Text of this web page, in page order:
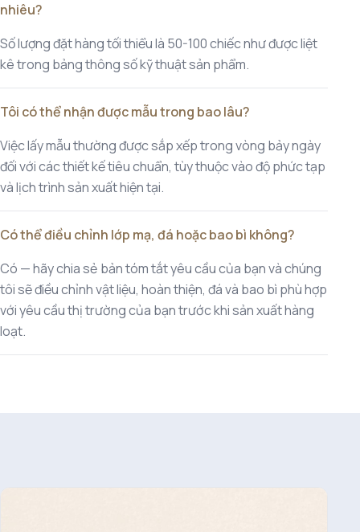
nhiêu?
Số lượng đặt hàng tối thiểu là 50-100 chiếc như được liệt
kê trong bảng thông số kỹ thuật sản phẩm.
Tôi có thể nhận được mẫu trong bao lâu?
Việc lấy mẫu thường được sắp xếp trong vòng bảy ngày
đối với các thiết kế tiêu chuẩn, tùy thuộc vào độ phức tạp
và lịch trình sản xuất hiện tại.
Có thể điều chỉnh lớp mạ, đá hoặc bao bì không?
Có — hãy chia sẻ bản tóm tắt yêu cầu của bạn và chúng
tôi sẽ điều chỉnh vật liệu, hoàn thiện, đá và bao bì phù hợp
với yêu cầu thị trường của bạn trước khi sản xuất hàng
loạt.